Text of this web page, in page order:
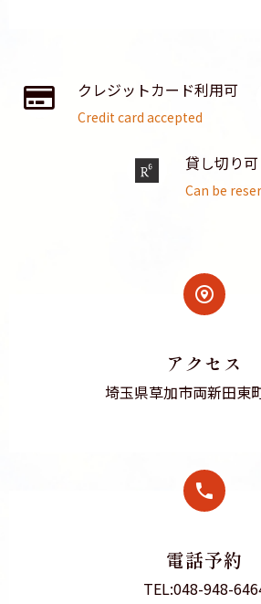
クレジットカード利用可
Credit card accepted
貸し切り可
Can be
アクセス
埼玉県草加市両新田東
電話予約
TEL:048-948-